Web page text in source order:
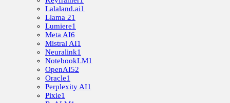
Lalaland.ai1
Llama 21
Lumiere1
Meta AI6
Mistral AI1
Neuralink1
NotebookLM1
OpenAI52
Oracle1
Perplexity AI1
Pixie1